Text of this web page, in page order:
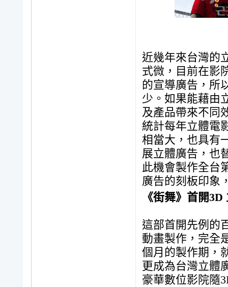
近幾年來台灣的
式微，目前在影
的宣導廣告，所
少。如果能藉由
及產品帶來不同
統計每年立體電
相當大，也具有
展立體廣告，也
此機會製作全台
廣告的刻板印象
《街舞》首開
這部首開先例的
動畫製作，完全
個月的製作期，
更成為台灣立體
豪華數位影院隨